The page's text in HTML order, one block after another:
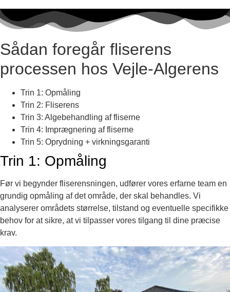
Sådan foregår fliserens
processen hos Vejle-Algerens
Trin 1: Opmåling
Trin 2: Fliserens
Trin 3: Algebehandling af fliserne
Trin 4: Imprægnering af fliserne
Trin 5: Oprydning + virkningsgaranti
Trin 1: Opmåling
Før vi begynder fliserensningen, udfører vores erfarne team en
grundig opmåling af det område, der skal behandles. Vi
analyserer områdets størrelse, tilstand og eventuelle specifikke
behov for at sikre, at vi tilpasser vores tilgang til dine præcise
krav.